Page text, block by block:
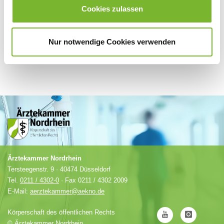
Cookies zulassen
Nur notwendige Cookies verwenden
Ärztekammer Nordrhein
Tersteegenstr. 9 · 40474 Düsseldorf
Tel. 0211 / 4302-0 · Fax 0211 / 4302 2009
E-Mail: aerztekammer@aekno.de
Körperschaft des öffentlichen Rechts